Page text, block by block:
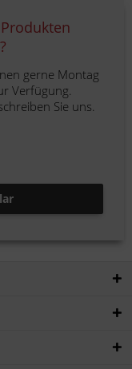
gerne Montag
Verfügung.
Sie uns.